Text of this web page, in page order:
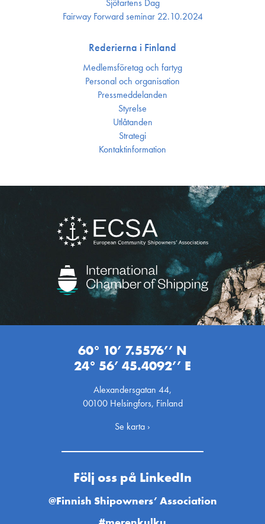
Sjöfartens Dag
Fairway Forward seminar 22.10.2024
Rederierna i Finland
Medlemsföretag och fartyg
Personal och organisation
Press­meddelanden
Styrelse
Utlåtanden
Strategi
Kontakt­information
60° 10’ 7.5576’’ N
24° 56’ 45.4092’’ E
Alexandersgatan 44,
00100 Helsingfors, Finland
Se karta ›
Följ oss på LinkedIn
@Finnish Shipowners’ Association